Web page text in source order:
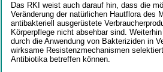
Das RKI weist auch darauf hin, dass die
Veränderung der natürlichen Hautflora des
antibakteriell ausgerüstete
Körperpflege nicht absehbar sind.
durch die Anwendung von Bakteriziden in
wirksame Resistenzmechanismen
Antibiotika betreffen können.